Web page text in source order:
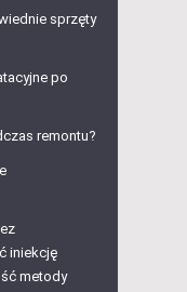
sprzęty
po
remontu?
iniekcję
metody